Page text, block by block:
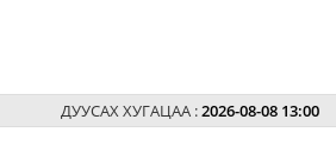
ДУУСАХ ХУГАЦАА :2026-08-08 13:00